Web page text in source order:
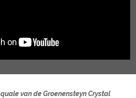
van de Groenensteyn Crystal